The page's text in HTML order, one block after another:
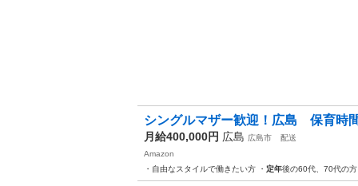
シングルマザー歓迎！広島 保育時
月給400,000円 広島 広島市
配送
Amazon
・自由なスタイルで働きたい方 ・ 定年後の60代、70代の